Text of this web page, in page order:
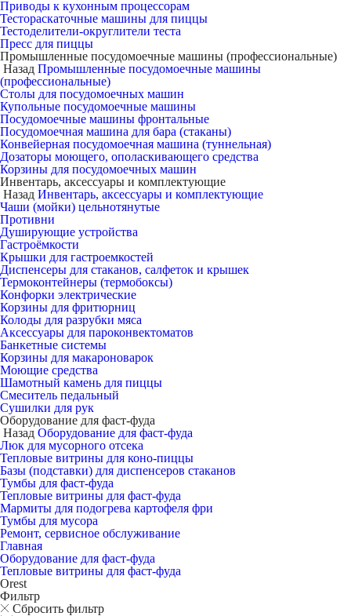
Приводы к кухонным процессорам
Тестораскаточные машины для пиццы
Тестоделители-округлители теста
Пресс для пиццы
Промышленные посудомоечные машины (профессиональные)
Назад Промышленные посудомоечные машины
(профессиональные)
Столы для посудомоечных машин
Купольные посудомоечные машины
Посудомоечные машины фронтальные
Посудомоечная машина для бара (стаканы)
Конвейерная посудомоечная машина (туннельная)
Дозаторы моющего, ополаскивающего средства
Корзины для посудомоечных машин
Инвентарь, аксессуары и комплектующие
Назад Инвентарь, аксессуары и комплектующие
Чаши (мойки) цельнотянутые
Противни
Душирующие устройства
Гастроёмкости
Крышки для гастроемкостей
Диспенсеры для стаканов, салфеток и крышек
Термоконтейнеры (термобоксы)
Конфорки электрические
Корзины для фритюрниц
Колоды для разрубки мяса
Аксессуары для пароконвектоматов
Банкетные системы
Корзины для макароноварок
Моющие средства
Шамотный камень для пиццы
Смеситель педальный
Сушилки для рук
Оборудование для фаст-фуда
Назад Оборудование для фаст-фуда
Люк для мусорного отсека
Тепловые витрины для коно-пиццы
Базы (подставки) для диспенсеров стаканов
Тумбы для фаст-фуда
Тепловые витрины для фаст-фуда
Мармиты для подогрева картофеля фри
Тумбы для мусора
Ремонт, сервисное обслуживание
Главная
Оборудование для фаст-фуда
Тепловые витрины для фаст-фуда
Orest
Фильтр
Сбросить фильтр